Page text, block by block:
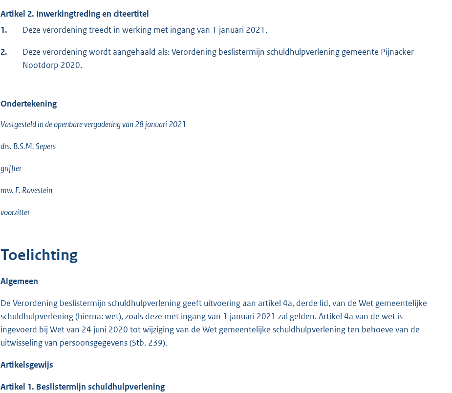
Artikel 2. Inwerkingtreding en citeertitel
1.
Deze verordening treedt in werking met ingang van 1 januari 2021.
2.
Deze verordening wordt aangehaald als: Verordening beslistermijn schuldhulpverlening gemeente Pijnacker-
Nootdorp 2020.
Ondertekening
Vastgesteld in de openbare vergadering van 28 januari 2021
drs. B.S.M. Sepers
griffier
mw. F. Ravestein
voorzitter
Toelichting
Algemeen
De Verordening beslistermijn schuldhulpverlening geeft uitvoering aan artikel 4a, derde lid, van de Wet gemeentelijke
schuldhulpverlening (hierna: wet), zoals deze met ingang van 1 januari 2021 zal gelden. Artikel 4a van de wet is
ingevoerd bij Wet van 24 juni 2020 tot wijziging van de Wet gemeentelijke schuldhulpverlening ten behoeve van de
uitwisseling van persoonsgegevens (Stb. 239).
Artikelsgewijs
Artikel 1. Beslistermijn schuldhulpverlening